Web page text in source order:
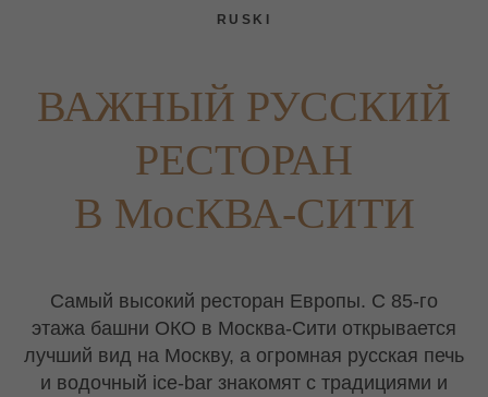
RUSKI
ВАЖНЫЙ РУССКИЙ
РЕСТОРАН
В МосКВА-СИТИ
Cамый высокий ресторан Европы. С 85-го
этажа башни ОКО в Москва-Сити открывается
лучший вид на Москву, а огромная русская печь
и водочный ice-bar знакомят с традициями и